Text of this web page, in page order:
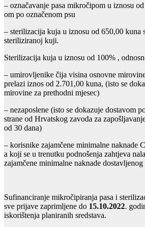
– označavanje pasa mikročipom u iznosu
om po označenom psu
– sterilizacija kuja u iznosu od 650,00 kuna
steriliziranoj kuji.
Sterilizacija kuja u iznosu od 100% ,
– umirovljenike čija visina osnovne
prelazi iznos od 2.701,00 kuna, (isto se
mirovine za prethodni mjesec)
– nezaposlene (isto se dokazuje dostavom
strane od Hrvatskog zavoda za
od 30 dana)
– korisnike zajamčene minimalne naknade
a koji se u trenutku podnošenja zahtjeva
zajamčene minimalne naknade
Sufinanciranje mikročipiranja pasa i
sve prijave zaprimljene do 15.10.2022.
iskorištenja planiranih sredstava.